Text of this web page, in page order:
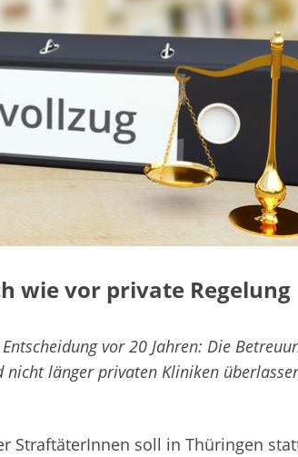
wie vor private Regelung
vor 20 Jahren: Die
länger privaten Kliniken
StraftäterInnen soll in Thüringen